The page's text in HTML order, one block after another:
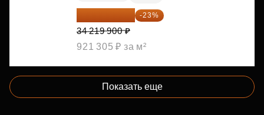
26 349 323 ₽ -23%
34 219 900 ₽
921 305 ₽ за м²
Показать еще